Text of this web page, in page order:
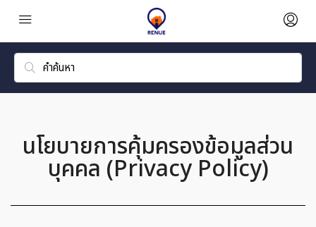
นโยบายการคุ้มครองข้อมูลส่วน
บุคคล (Privacy Policy)